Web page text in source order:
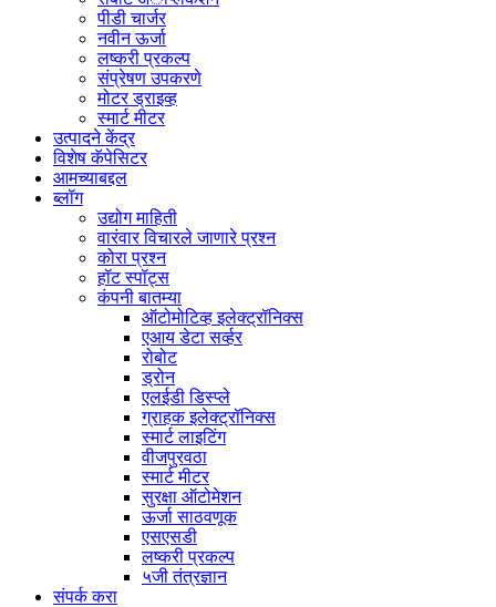
पीडी चार्जर
नवीन ऊर्जा
लष्करी प्रकल्प
संप्रेषण उपकरणे
मोटर ड्राइव्ह
स्मार्ट मीटर
उत्पादने केंद्र
विशेष कॅपेसिटर
आमच्याबद्दल
ब्लॉग
उद्योग माहिती
वारंवार विचारले जाणारे प्रश्न
कोरा प्रश्न
हॉट स्पॉट्स
कंपनी बातम्या
ऑटोमोटिव्ह इलेक्ट्रॉनिक्स
एआय डेटा सर्व्हर
रोबोट
ड्रोन
एलईडी डिस्प्ले
ग्राहक इलेक्ट्रॉनिक्स
स्मार्ट लाइटिंग
वीजपुरवठा
स्मार्ट मीटर
सुरक्षा ऑटोमेशन
ऊर्जा साठवणूक
एसएसडी
लष्करी प्रकल्प
५जी तंत्रज्ञान
संपर्क करा